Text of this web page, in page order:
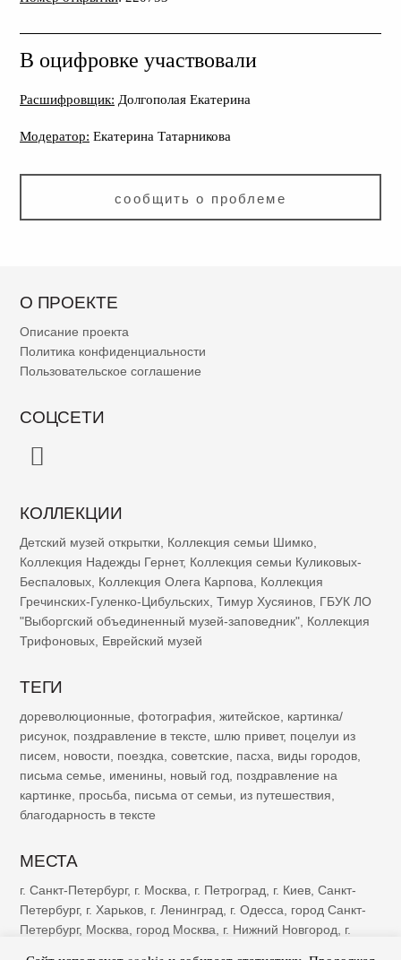
В оцифровке участвовали
Расшифровщик: Долгополая Екатерина
Модератор: Екатерина Татарникова
сообщить о проблеме
О ПРОЕКТЕ
Описание проекта
Политика конфиденциальности
Пользовательское соглашение
СОЦСЕТИ
КОЛЛЕКЦИИ
Детский музей открытки Коллекция семьи Шимко
Коллекция Надежды Гернет, Коллекция семьи Куликовых-
Беспаловых Коллекция Олега Карпова
Коллекция
Гречинских-Гуленко-Цибульских Тимур Хусяинов ГБУК ЛО
"Выборгский объединенный музей-заповедник" Коллекция
Трифоновых Еврейский музей
ТЕГИ
дореволюционные фотография житейское
картинка/
рисунок поздравление в тексте шлю привет, поцелуи из
писем
новости поездка советские пасха виды городов
письма семье
именины новый год
поздравление на
картинке
просьба письма от семьи из путешествия
благодарность в тексте
МЕСТА
г. Санкт-Петербург, г. Москва г. Петроград г. Киев Санкт-
Петербург, г. Харьков г. Ленинград г. Одесса
город Санкт-
Петербург, Москва город Москва г. Нижний Новгород
г.